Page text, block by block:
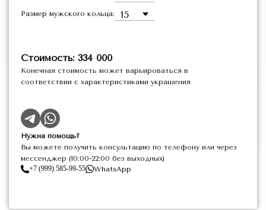
Размер мужского кольца:
Стоимость: 334 000
Конечная стоимость может варьироваться в
соответствии с характеристиками украшения
Нужна помощь?
Вы можете получить консультацию по телефону или через
мессенджер (10:00-22:00 без выходных)
+7 (999) 585-99-55
WhatsApp